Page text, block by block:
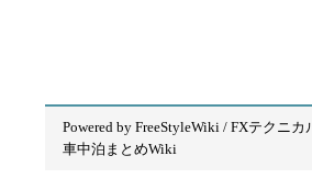
Powered by FreeStyleWiki / FXテクニカ
車中泊まとめWiki